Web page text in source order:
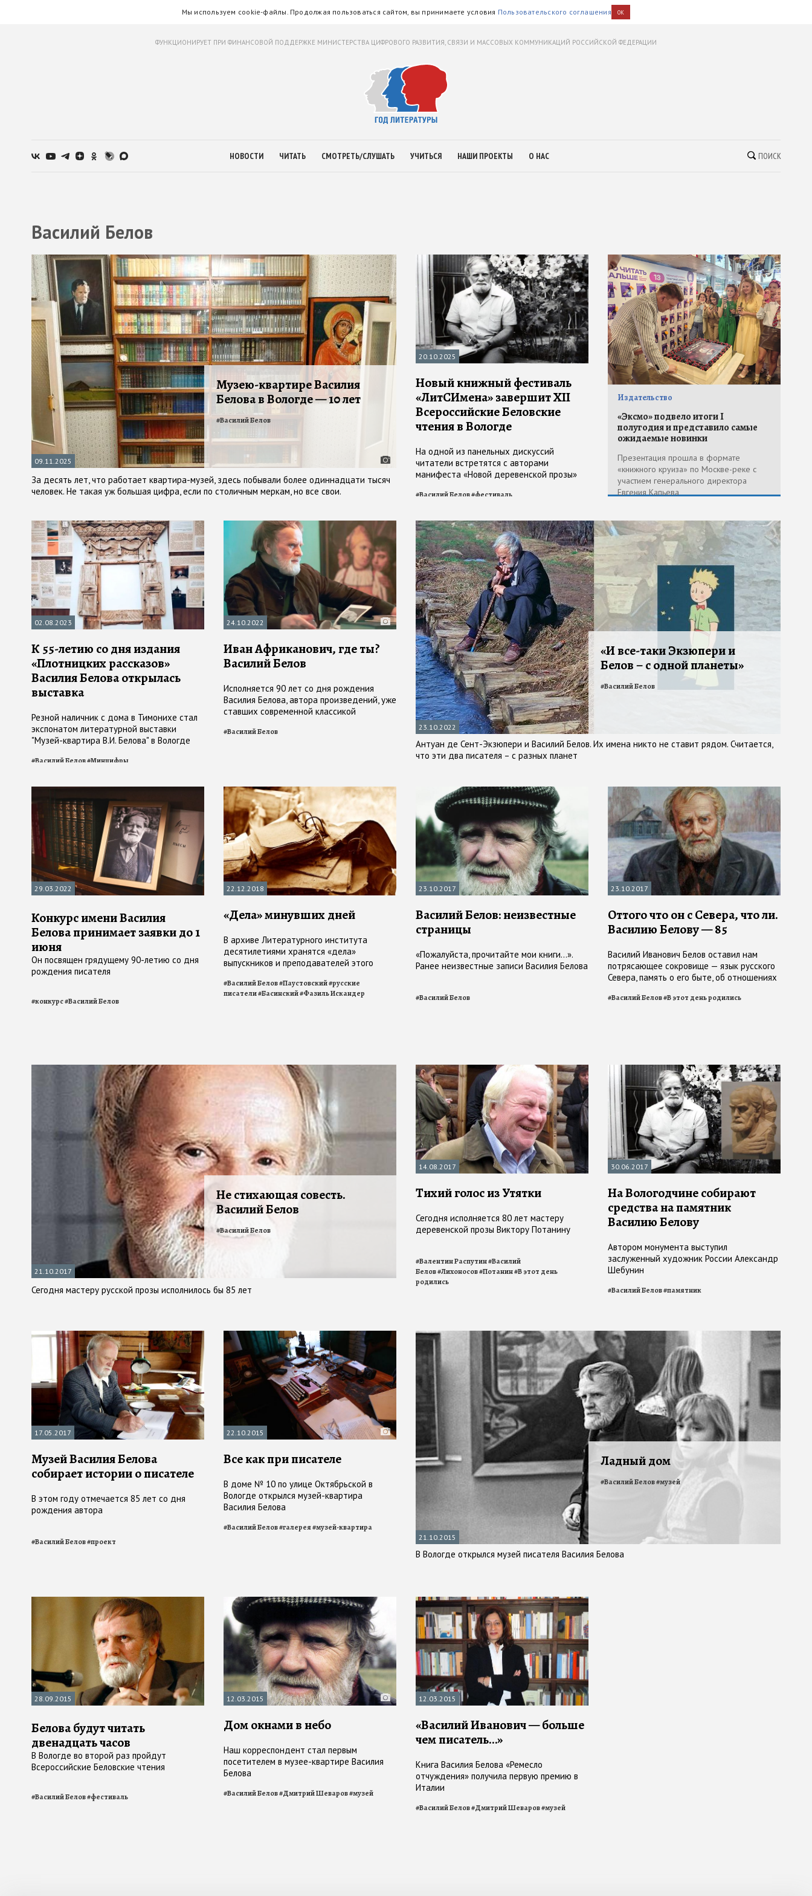
Мы используем cookie-файлы. Продолжая пользоваться сайтом, вы принимаете условия Пользовательского соглашения OK
ФУНКЦИОНИРУЕТ ПРИ ФИНАНСОВОЙ ПОДДЕРЖКЕ МИНИСТЕРСТВА ЦИФРОВОГО РАЗВИТИЯ, СВЯЗИ И МАССОВЫХ КОММУНИКАЦИЙ РОССИЙСКОЙ ФЕДЕРАЦИИ
НОВОСТИ ЧИТАТЬ СМОТРЕТЬ/СЛУШАТЬ УЧИТЬСЯ НАШИ ПРОЕКТЫ О НАС ПОИСК
Василий Белов
09.11.2025
Музею-квартире Василия
Белова в Вологде — 10 лет
За десять лет, что работает квартира-музей, здесь побывали более одиннадцати тысяч
человек. Не такая уж большая цифра, если по столичным меркам, но все свои.
#Василий Белов
20.10.2025
Новый книжный фестиваль
«ЛитСИмена» завершит XII
Всероссийские Беловские
чтения в Вологде
На одной из панельных дискуссий
читатели встретятся с авторами
манифеста «Новой деревенской прозы»
#Василий Белов#фестиваль
Издательство
«Эксмо» подвело итоги I
полугодия и представило самые
ожидаемые новинки
Презентация прошла в формате
«книжного круиза» по Москве-реке с
участием генерального директора
Евгения Капьева
02.08.2023
К 55-летию со дня издания
«Плотницких рассказов»
Василия Белова открылась
выставка
Резной наличник с дома в Тимонихе стал
экспонатом литературной выставки
"Музей-квартира В.И. Белова" в Вологде
#Василий Белов#Минцифры
24.10.2022
Иван Африканович, где ты?
Василий Белов
Исполняется 90 лет со дня рождения
Василия Белова, автора произведений, уже
ставших современной классикой
#Василий Белов 23.10.2022
«И все-таки Экзюпери и
Белов – с одной планеты»
Антуан де Сент-Экзюпери и Василий Белов. Их имена никто не ставит рядом. Считается,
что эти два писателя – с разных планет
#Василий Белов
29.03.2022
Конкурс имени Василия
Белова принимает заявки до 1
июня
Он посвящен грядущему 90-летию со дня
рождения писателя
#конкурс#Василий Белов
22.12.2018
«Дела» минувших дней
В архиве Литературного института
десятилетиями хранятся «дела»
выпускников и преподавателей этого
писателей
#Василий Белов#Паустовский#русские
писатели#Басинский#Фазиль Искандер
23.10.2017
Василий Белов: неизвестные
страницы
«Пожалуйста, прочитайте мои книги…».
Ранее неизвестные записи Василия Белова
#Василий Белов
23.10.2017
Оттого что он с Севера, что ли.
Василию Белову — 85
Василий Иванович Белов оставил нам
потрясающее сокровище — язык русского
Севера, память о его быте, об отношениях
#Василий Белов#В этот день родились
21.10.2017
Не стихающая совесть.
Василий Белов
Сегодня мастеру русской прозы исполнилось бы 85 лет
#Василий Белов
14.08.2017
Тихий голос из Утятки
Сегодня исполняется 80 лет мастеру
деревенской прозы Виктору Потанину
#Валентин Распутин#Василий
Белов#Лихоносов#Потанин#В этот день
родились
30.06.2017
На Вологодчине собирают
средства на памятник
Василию Белову
Автором монумента выступил
заслуженный художник России Александр
Шебунин
#Василий Белов#памятник
17.05.2017
Музей Василия Белова
собирает истории о писателе
В этом году отмечается 85 лет со дня
рождения автора
#Василий Белов#проект
22.10.2015
Все как при писателе
В доме № 10 по улице Октябрьской в
Вологде открылся музей-квартира
Василия Белова
#Василий Белов#галерея#музей-квартира
21.10.2015
Ладный дом
В Вологде открылся музей писателя Василия Белова
#Василий Белов#музей
28.09.2015
Белова будут читать
двенадцать часов
В Вологде во второй раз пройдут
Всероссийские Беловские чтения
#Василий Белов#фестиваль
12.03.2015
Дом окнами в небо
Наш корреспондент стал первым
посетителем в музее-квартире Василия
Белова
#Василий Белов#Дмитрий Шеваров#музей
12.03.2015
«Василий Иванович — больше
чем писатель…»
Книга Василия Белова «Ремесло
отчуждения» получила первую премию в
Италии
#Василий Белов#Дмитрий Шеваров#музей